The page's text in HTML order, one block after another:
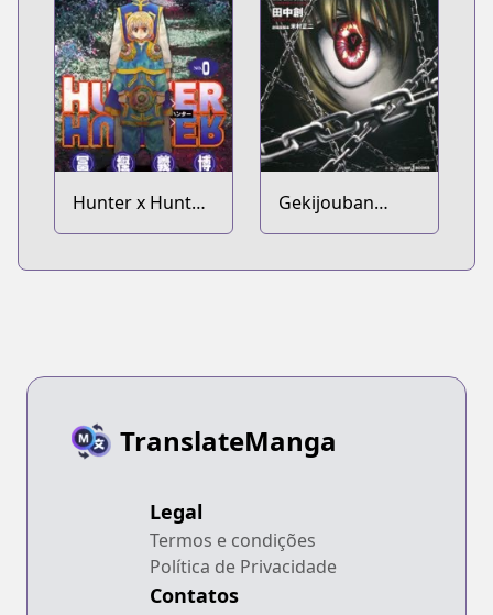
Hunter x Hunter:
Kurapika
Gekijouban
Hunter x Hunter:
TranslateManga
Legal
Termos e condições
Política de Privacidade
Contatos